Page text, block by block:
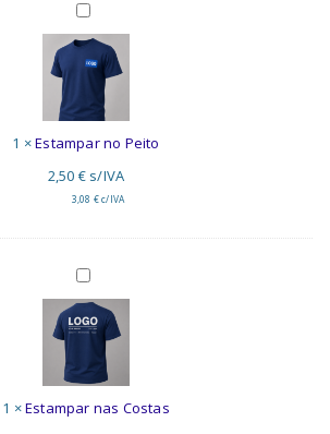
Estampar
no
Peito
1 ×Estampar no Peito
2,50 € s/IVA
3,08 €c/IVA
Estampar
nas
Costas
1 ×Estampar nas Costas